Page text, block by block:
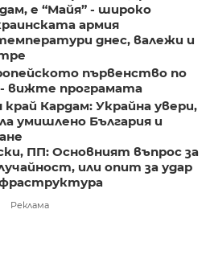
е “Майя” - широко
армия
днес, валежи и
първенство по
вижте програмата
Кардам: Украйна увери,
умишлено България и
ПП: Основният въпрос за
или опит за удар
Реклама